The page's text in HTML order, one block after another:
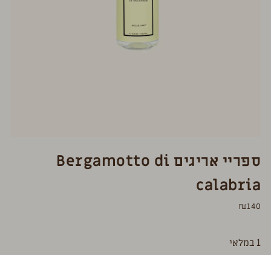
ספריי אריגים Bergamotto di
calabria
₪140
1 במלאי